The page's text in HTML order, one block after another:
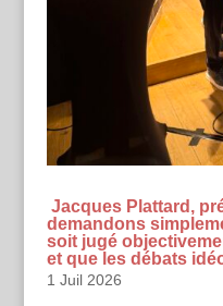
Jacques Plattard,
demandons
soit jugé
et que les débats
1 Juil 2026